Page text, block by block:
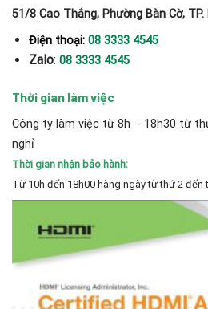
51/8 Cao Thắng, Phường Bàn Cờ, TP.
Điện thoại: 08 3333 4545
Zalo: 08 3333 4545
Thời gian làm việc
Công ty làm việc từ 8h - 18h30 từ
nghỉ
Thời gian nhận bảo hành:
Từ 10h đến 18h00 hàng ngày từ thứ 2 đến